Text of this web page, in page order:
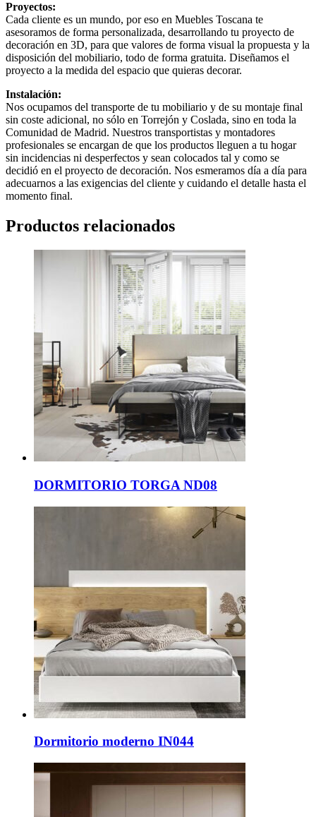
Proyectos:
Cada cliente es un mundo, por eso en Muebles Toscana te
asesoramos de forma personalizada, desarrollando tu proyecto de
decoración en 3D, para que valores de forma visual la propuesta y la
disposición del mobiliario, todo de forma gratuita. Diseñamos el
proyecto a la medida del espacio que quieras decorar.
Instalación:
Nos ocupamos del transporte de tu mobiliario y de su montaje final
sin coste adicional, no sólo en Torrejón y Coslada, sino en toda la
Comunidad de Madrid. Nuestros transportistas y montadores
profesionales se encargan de que los productos lleguen a tu hogar
sin incidencias ni desperfectos y sean colocados tal y como se
decidió en el proyecto de decoración. Nos esmeramos día a día para
adecuarnos a las exigencias del cliente y cuidando el detalle hasta el
momento final.
Productos relacionados
DORMITORIO TORGA ND08
Dormitorio moderno IN044